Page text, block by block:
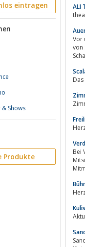
eintragen
Shows
Produkte
ALI
Vor
von
Bei